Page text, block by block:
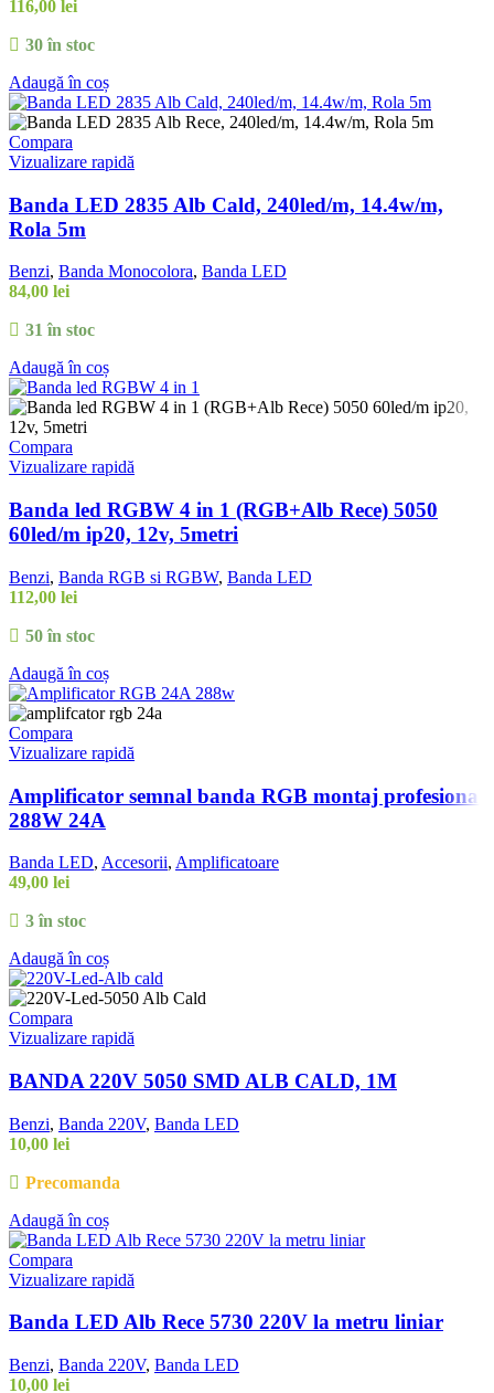
116,00 lei
30 în stoc
Adaugă în coș
Compara
Vizualizare rapidă
Banda LED 2835 Alb Cald, 240led/m, 14.4w/m,
Rola 5m
Benzi, Banda Monocolora, Banda LED
84,00 lei
31 în stoc
Adaugă în coș
Compara
Vizualizare rapidă
Banda led RGBW 4 in 1 (RGB+Alb Rece) 5050
60led/m ip20, 12v, 5metri
Benzi, Banda RGB si RGBW, Banda LED
112,00 lei
50 în stoc
Adaugă în coș
Compara
Vizualizare rapidă
Amplificator semnal banda RGB montaj profesional
288W 24A
Banda LED, Accesorii, Amplificatoare
49,00 lei
3 în stoc
Adaugă în coș
Compara
Vizualizare rapidă
BANDA 220V 5050 SMD ALB CALD, 1M
Benzi, Banda 220V, Banda LED
10,00 lei
Precomanda
Adaugă în coș
Compara
Vizualizare rapidă
Banda LED Alb Rece 5730 220V la metru liniar
Benzi, Banda 220V, Banda LED
10,00 lei